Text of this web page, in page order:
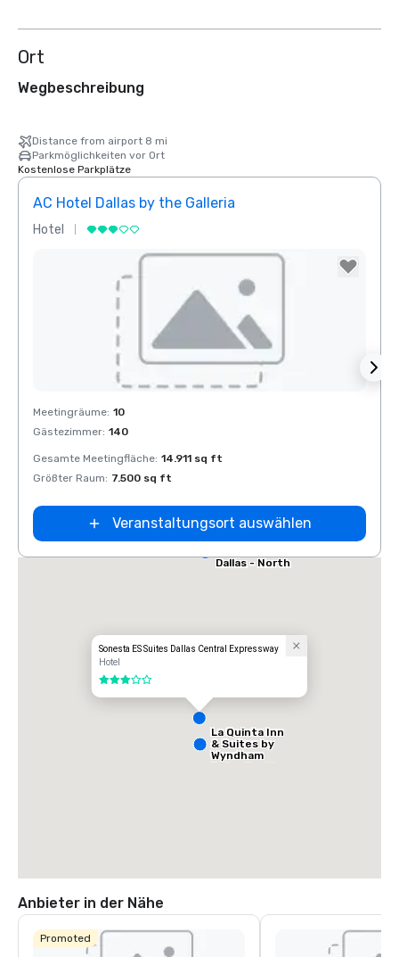
Ort
Wegbeschreibung
Distance from airport 8 mi
Parkmöglichkeiten vor Ort
Kostenlose Parkplätze
AC Hotel Dallas by the Galleria
Hotel
Removed from favorites
Meetingräume: 10
Gästezimmer: 140
Gesamte Meetingfläche: 14.911 sq ft
Größter Raum: 7.500 sq ft
Veranstaltungsort auswählen
Sonesta ES Suites Dallas Central Expressway
Hotel
3 von 5
Dallas
Galleria
La Quinta Inn
& Suites by
Wyndham
Dallas North
Extended
Dallas - North
Anbieter in der Nähe
Promoted